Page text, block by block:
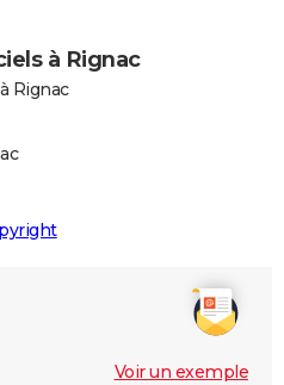
à Rignac
Rignac
Voir un exemple